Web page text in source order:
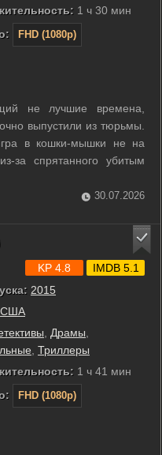
1 ч 30 мин
FHD (1080p)
не лучшие времена,
выпустили из тюрьмы.
в кошки-мышки не на
спрятанного убитым
30.07.2026
2015
США
Драмы
Триллеры
1 ч 41 мин
FHD (1080p)
KP 4.8 IMDB 5.1